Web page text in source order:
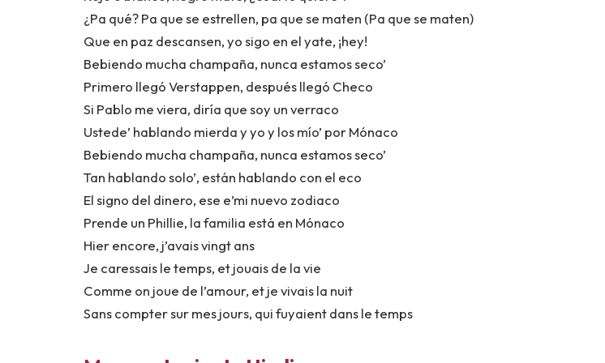
¿Pa qué? Pa que se estrellen, pa que se maten (Pa que se maten)
Que en paz descansen, yo sigo en el yate, ¡hey!
Bebiendo mucha champaña, nunca estamos seco’
Primero llegó Verstappen, después llegó Checo
Si Pablo me viera, diría que soy un verraco
Ustede’ hablando mierda y yo y los mío’ por Mónaco
Bebiendo mucha champaña, nunca estamos seco’
Tan hablando solo’, están hablando con el eco
El signo del dinero, ese e’mi nuevo zodiaco
Prende un Phillie, la familia está en Mónaco
Hier encore, j’avais vingt ans
Je caressais le temps, et jouais de la vie
Comme on joue de l’amour, et je vivais la nuit
Sans compter sur mes jours, qui fuyaient dans le temps